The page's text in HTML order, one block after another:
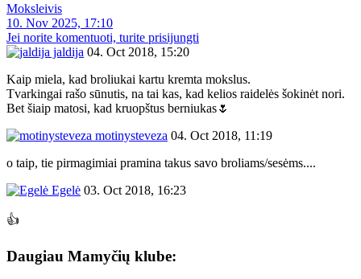
Moksleivis
10. Nov 2025, 17:10
Jei norite komentuoti, turite prisijungti
jaldija 04. Oct 2018, 15:20
Kaip miela, kad broliukai kartu kremta mokslus.
Tvarkingai rašo sūnutis, na tai kas, kad kelios raidelės šokinėt nori.
Bet šiaip matosi, kad kruopštus berniukas🌷
motinysteveza 04. Oct 2018, 11:19
o taip, tie pirmagimiai pramina takus savo broliams/sesėms....
Egelė 03. Oct 2018, 16:23
👍
Daugiau Mamyčių klube: